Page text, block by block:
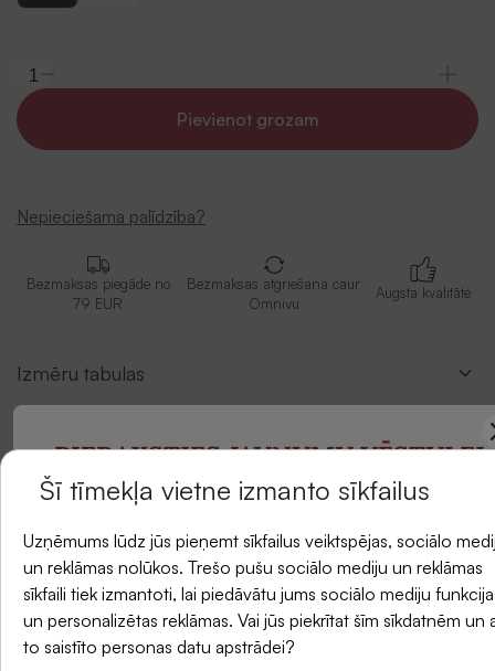
Pievienot grozam
Nepieciešama palīdzība?
Bezmaksas piegāde no
79 EUR
Bezmaksas atgriešana caur
Omnivu
Augsta kvalitāte
Izmēru tabulas
Piegādes metodes
Atsauksmes
PIERAKSTIES JAUNUMU VĒSTULEI
pasūtījumam.
E-pasts
Šī tīmekļa vietne izmanto sīkfailus
Uzņēmums lūdz jūs pieņemt sīkfailus veiktspējas, sociālo
un reklāmas nolūkos. Trešo pušu sociālo mediju un reklāmas
sīkfaili tiek izmantoti, lai piedāvātu jums sociālo mediju
un personalizētas reklāmas. Vai jūs piekrītat šīm sīkdatnēm un
to saistīto personas datu apstrādei?